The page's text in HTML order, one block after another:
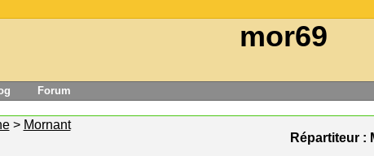
mor69
Forum
> Mornant
Répartiteur :